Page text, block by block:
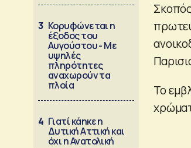
3 Κορυφώνεται η
έξοδος του
Αυγούστου - Με
υψηλές
πληρότητες
αναχωρούν τα
πλοία
4 Γιατί κάηκε η
Δυτική Αττική και
όχι η Ανατολική
Το